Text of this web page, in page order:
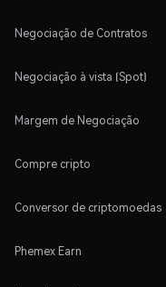
Negociação de Contratos
Negociação à vista (Spot)
Margem de Negociação
Compre cripto
Conversor de criptomoedas
Phemex Earn